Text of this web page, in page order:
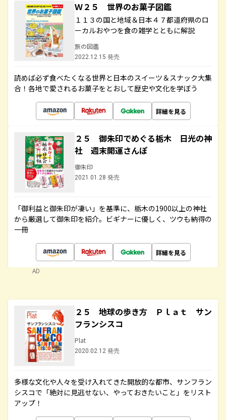
Ｗ２５ 世界のお菓子図鑑
１１３の国と地域＆日本４７都道府県のロ
ーカルおやつを食の雑学とともに解説
旅の図鑑
2022.12.15 発売
読めば必ず食べたくなる世界と日本のスイーツ＆スナック大集
合！各地で愛されるお菓子をとおして歴史や文化を学ぼう
詳細を見る
２５ 御朱印でめぐる栃木 日光の神
社 週末開運さんぽ
御朱印
2021.01.28 発売
「御利益と御朱印が凄い」を基準に、栃木の1900以上の神社
から厳選して御朱印を紹介。ビギナーに優しく、ツウも納得の
一冊
詳細を見る
AD
２５ 地球の歩き方 Ｐｌａｔ サン
フランシスコ
Plat
2020.02.12 発売
多様な文化や人々を受け入れてきた開放的な都市、サンフラン
シスコで「絶対に見逃せない、やっておきたいこと」をリスト
アップ！